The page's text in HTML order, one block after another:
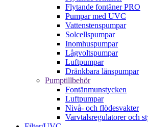
Flytande fontäner PRO
Pumpar med UVC
Vattenstenspumpar
Solcellspumpar
Inomhuspumpar
Lågvoltspumpar
Luftpumpar
Dränkbara länspumpar
Pumptillbehör
Fontänmunstycken
Luftpumpar
Nivå- och flödesvakter
Varvtalsregulatorer och